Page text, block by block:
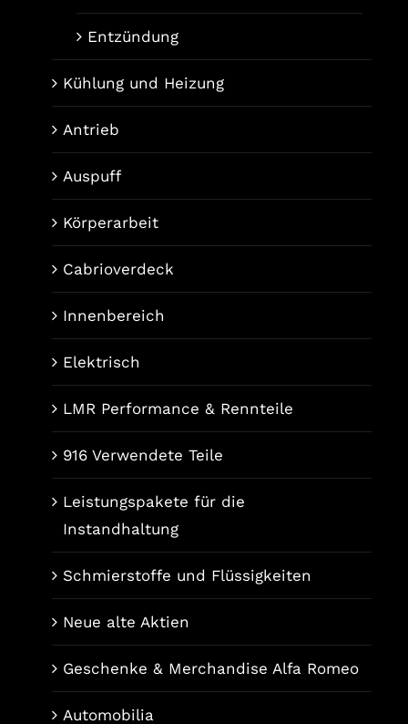
Entzündung
Kühlung und Heizung
Antrieb
Auspuff
Körperarbeit
Cabrioverdeck
Innenbereich
Elektrisch
LMR Performance & Rennteile
916 Verwendete Teile
Leistungspakete für die
Instandhaltung
Schmierstoffe und Flüssigkeiten
Neue alte Aktien
Geschenke & Merchandise Alfa Romeo
Automobilia